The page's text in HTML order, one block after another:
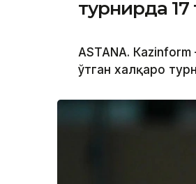
турнирда
ASTANА. Кazinform
ўтган халқаро